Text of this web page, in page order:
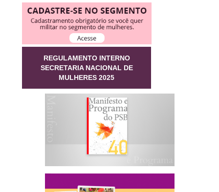
REGULAMENTO INTERNO
SECRETARIA NACIONAL DE
MULHERES 2025